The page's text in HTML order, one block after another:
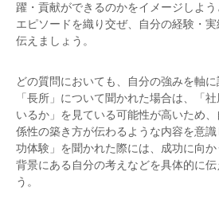
躍・貢献ができるのかをイメージしよ
エピソードを織り交ぜ、自分の経験・
伝えましょう。
どの質問においても、自分の強みを軸に
「長所」について聞かれた場合は、「
いるか」を見ている可能性が高いため
係性の築き方が伝わるような内容を意
功体験」を聞かれた際には、成功に向
背景にある自分の考えなどを具体的に
う。